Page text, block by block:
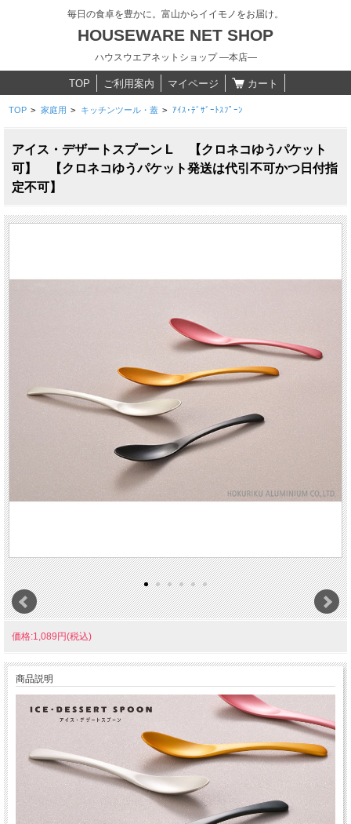
毎日の食卓を豊かに。富山からイイモノをお届け。
HOUSEWARE NET SHOP
ハウスウエアネットショップ ―本店―
TOP ご利用案内 マイページ カート
TOP > 家庭用 > キッチンツール・蓋 > ｱｲｽ･ﾃﾞｻﾞｰﾄｽﾌﾟｰﾝ
アイス・デザートスプーン L 【クロネコゆうパケット
可】 【クロネコゆうパケット発送は代引不可かつ日付指
定不可】
価格:1,089円(税込)
商品説明